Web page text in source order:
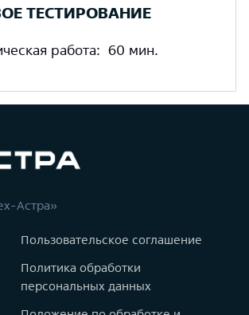
ТЕСТИРОВАНИЕ
работа: 60 мин.
Астра»
Пользовательское соглашение
Политика обработки
персональных данных